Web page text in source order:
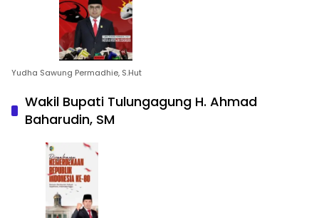
Yudha Sawung Permadhie, S.Hut
Wakil Bupati Tulungagung H. Ahmad
Baharudin, SM